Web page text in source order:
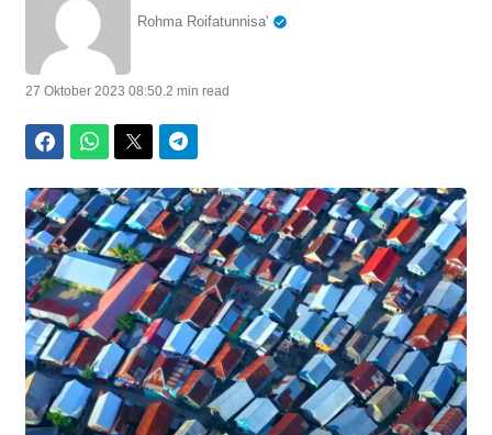
Rohma Roifatunnisa'
27 Oktober 2023 08:50.2 min read